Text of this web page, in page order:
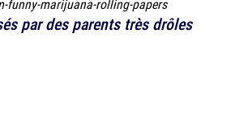
par des parents très drôles